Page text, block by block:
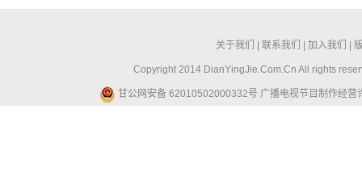
关于我们 联系我们 加入我们
Copyright 2014 DianYingJie.Com.Cn All rights
甘公网安备 62010502000332号 广播电视节目制作经